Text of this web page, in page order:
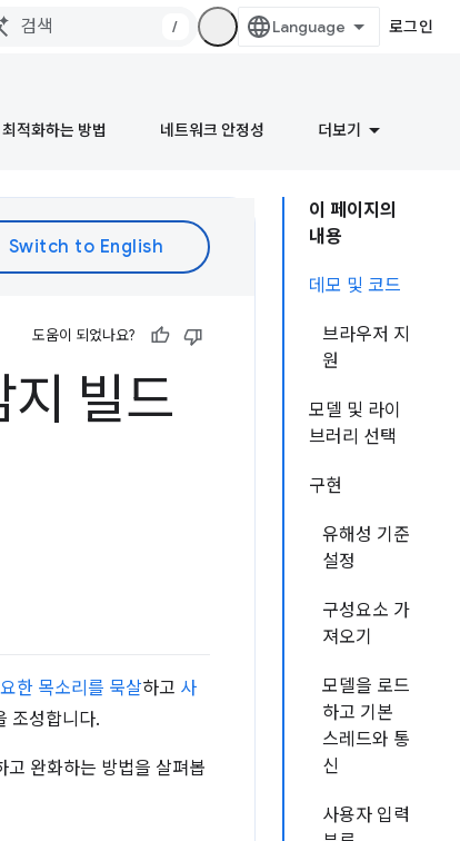
/ 로그인
적화하는 방법 네트워크 안정성 더보기
이 페이지의
내용
데모 및 코드
브라우저 지
원
모델 및 라이
브러리 선택
구현
유해성 기준
설정
구성요소 가
져오기
모델을 로드
하고 기본
스레드와 통
신
사용자 입력
도움이 되었나요?
빌드
한 목소리를 묵살하고 사
조성합니다.
완화하는 방법을 살펴봅